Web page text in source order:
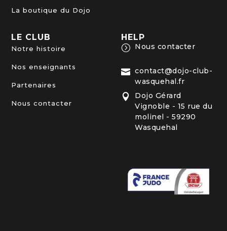
La boutique du Dojo
LE CLUB
Notre histoire
Nos enseignants
Partenaires
Nous contacter
HELP
= Nous contacter
 contact@dojo-club-
wasquehal.fr

Dojo Gérard
Vignoble - 15 rue du
molinel - 59290
Wasquehal